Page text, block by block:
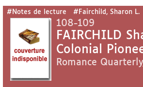
#Notes de lecture #Fairchild, Sharon L.
108-109
FAIRCHILD
Colonial
Romance